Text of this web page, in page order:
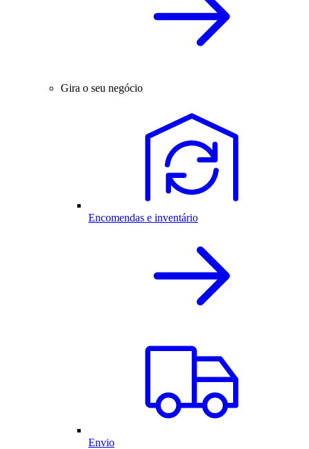
Gira o seu negócio
Encomendas e inventário
Envio